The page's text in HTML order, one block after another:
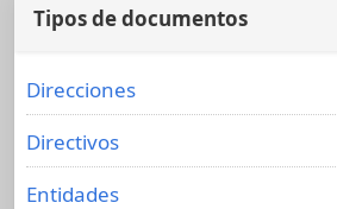
Tipos de documentos
Direcciones
Directivos
Entidades